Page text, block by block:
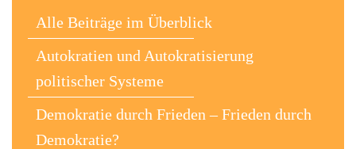
Alle Beiträge im Überblick
Autokratien und Autokratisierung
politischer Systeme
Demokratie durch Frieden – Frieden durch
Demokratie?